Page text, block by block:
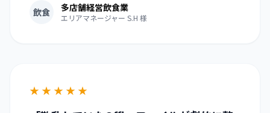
飲食 多店舗経営飲食業
エリアマネージャー S.H 様
★ ★ ★ ★ ★